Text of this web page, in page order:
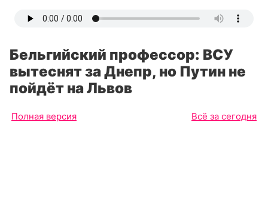
Бельгийский профессор: ВСУ
вытеснят за Днепр, но Путин не
пойдёт на Львов
Полная версия Всё за сегодня